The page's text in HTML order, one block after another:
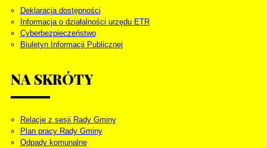
Deklaracja dostępności
Informacja o działalności urzędu ETR
Cyberbezpieczeństwo
Biuletyn Informacji Publicznej
NA SKRÓTY
Relacje z sesji Rady Gminy
Plan pracy Rady Gminy
Odpady komunalne